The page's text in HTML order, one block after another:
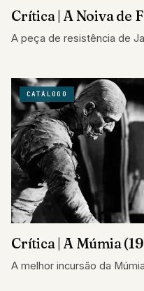
Crítica | A Noiva de
A peça de resistência de
CATÁLOGO
Crítica | A Múmia
A melhor incursão da